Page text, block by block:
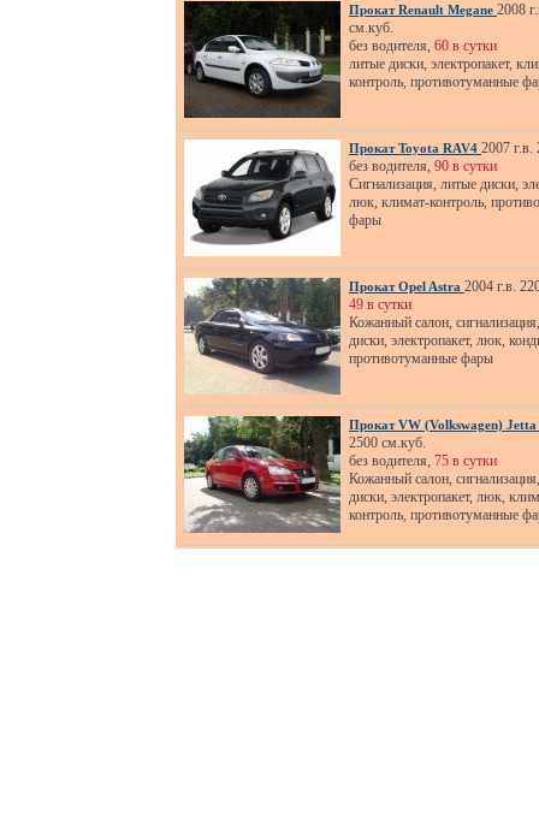
Прокат Renault Megane 2008
см.куб.
без водителя, 60 в сутки
литые диски, электропакет,
контроль, противотуманные
Прокат Toyota RAV4 2007 г.в.
без водителя, 90 в сутки
Сигнализация, литые диски,
люк, климат-контроль,
фары
Прокат Opel Astra 2004 г.в.
49 в сутки
Кожанный салон,
диски, электропакет, люк,
противотуманные фары
Прокат VW (Volkswagen) Jetta
2500 см.куб.
без водителя, 75 в сутки
Кожанный салон,
диски, электропакет, люк,
контроль, противотуманные